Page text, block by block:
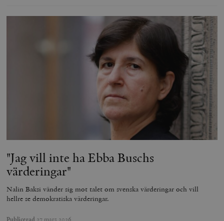
"Jag vill inte ha Ebba Buschs
värderingar"
Nalin Baksi vänder sig mot talet om svenska värderingar och vill
hellre se demokratiska värderingar.